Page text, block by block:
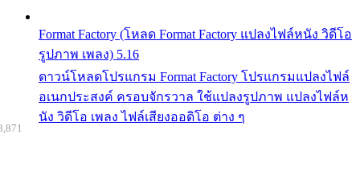
Format Factory (โหลด Format Factory แปลงไฟล์หนัง วิดีโอ
รูปภาพ เพลง) 5.16
ดาวน์โหลดโปรแกรม Format Factory โปรแกรมแปลงไฟล์
อเนกประสงค์ ครอบจักรวาล ใช้แปลงรูปภาพ แปลงไฟล์ห
นัง วิดีโอ เพลง ไฟล์เสียงออดิโอ ต่าง ๆ